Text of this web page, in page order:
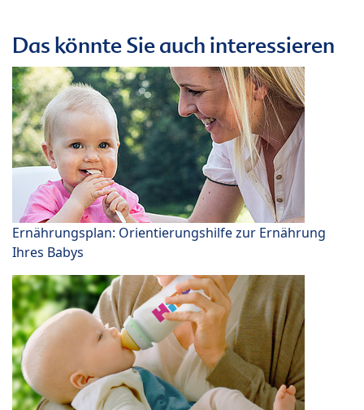
Das könnte Sie auch interessieren
Ernährungsplan: Orientierungshilfe zur Ernährung
Ihres Babys